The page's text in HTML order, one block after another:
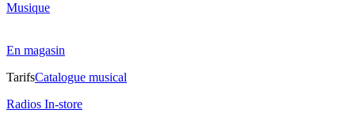
Musique
En magasin
TarifsCatalogue musical
Radios In-store